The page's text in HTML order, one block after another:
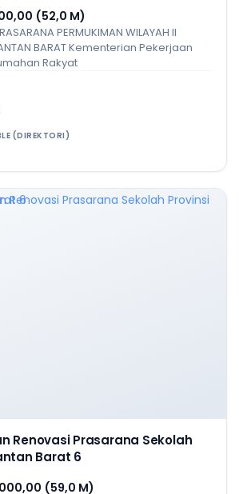
(52,0 M)
PERMUKIMAN WILAYAH II
BARAT Kementerian Pekerjaan
Rakyat
(DIREKTORI)
Renovasi Prasarana Sekolah
Barat 6
(59,0 M)